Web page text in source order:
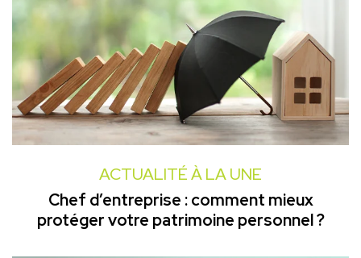
ACTUALITÉ À LA UNE
Chef d’entreprise : comment mieux
protéger votre patrimoine personnel ?